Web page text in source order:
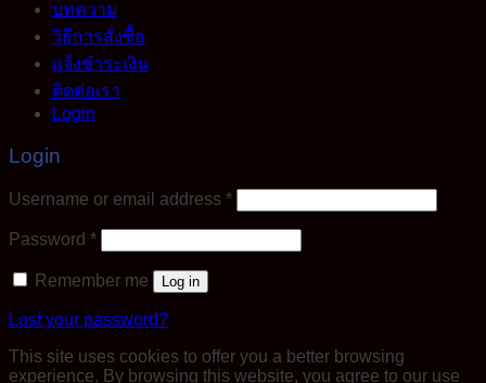
บทความ
วิธีการสั่งซื้อ
แจ้งชำระเงิน
ติดต่อเรา
Login
Login
Username or email address *Required
Password *Required
Remember me Log in
Lost your password?
This site uses cookies to offer you a better browsing
experience. By browsing this website, you agree to our use